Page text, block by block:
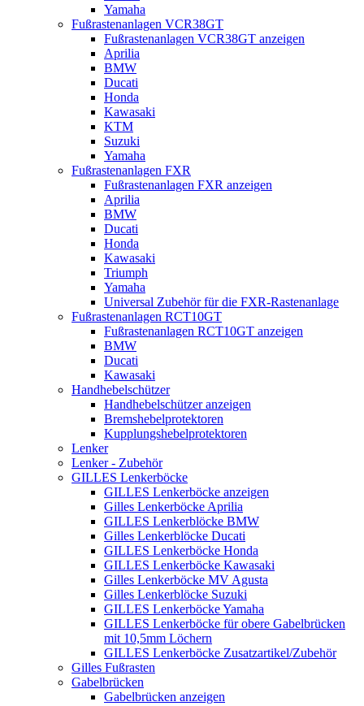
Yamaha
Fußrastenanlagen VCR38GT
Fußrastenanlagen VCR38GT anzeigen
Aprilia
BMW
Ducati
Honda
Kawasaki
KTM
Suzuki
Yamaha
Fußrastenanlagen FXR
Fußrastenanlagen FXR anzeigen
Aprilia
BMW
Ducati
Honda
Kawasaki
Triumph
Yamaha
Universal Zubehör für die FXR-Rastenanlage
Fußrastenanlagen RCT10GT
Fußrastenanlagen RCT10GT anzeigen
BMW
Ducati
Kawasaki
Handhebelschützer
Handhebelschützer anzeigen
Bremshebelprotektoren
Kupplungshebelprotektoren
Lenker
Lenker - Zubehör
GILLES Lenkerböcke
GILLES Lenkerböcke anzeigen
Gilles Lenkerböcke Aprilia
GILLES Lenkerblöcke BMW
Gilles Lenkerblöcke Ducati
GILLES Lenkerböcke Honda
GILLES Lenkerböcke Kawasaki
Gilles Lenkerböcke MV Agusta
Gilles Lenkerblöcke Suzuki
GILLES Lenkerböcke Yamaha
GILLES Lenkerböcke für obere Gabelbrücken
mit 10,5mm Löchern
GILLES Lenkerböcke Zusatzartikel/Zubehör
Gilles Fußrasten
Gabelbrücken
Gabelbrücken anzeigen